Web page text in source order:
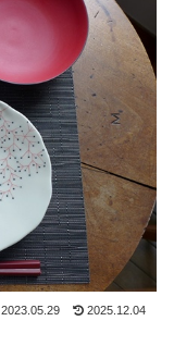
2023.05.29 2025.12.04